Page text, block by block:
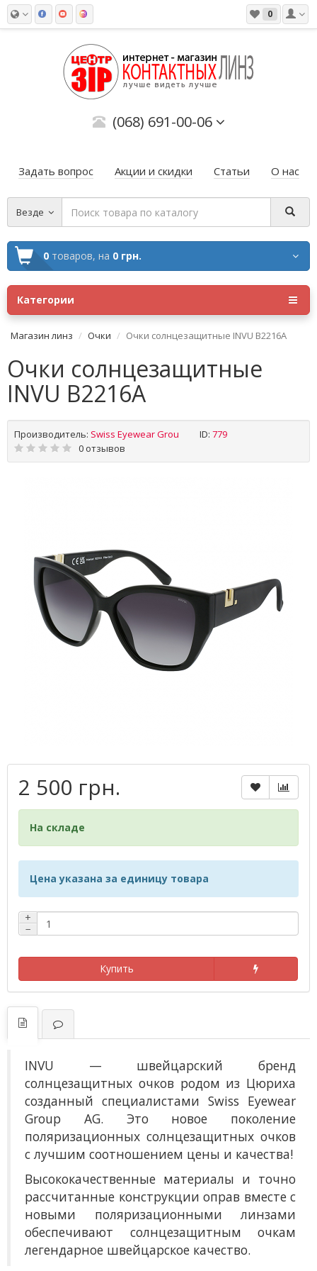
0
(068) 691-00-06
Задать вопрос Акции и скидки Статьи О нас
Везде
0 товаров, на 0 грн.
Категории
Магазин линз Очки Очки солнцезащитные INVU B2216A
Очки солнцезащитные
INVU B2216A
Производитель: Swiss Eyewear Grou ID: 779
0 отзывов
2 500 грн.
На складе
Цена указана за единицу товара
+
−
Купить
INVU — швейцарский бренд
солнцезащитных очков родом из Цюриха
созданный специалистами Swiss Eyewear
Group AG. Это новое поколение
поляризационных солнцезащитных очков
с лучшим соотношением цены и качества!
Высококачественные материалы и точно
рассчитанные конструкции оправ вместе с
новыми поляризационными линзами
обеспечивают солнцезащитным очкам
легендарное швейцарское качество.